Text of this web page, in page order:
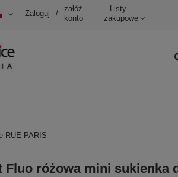
Zaloguj /
załóż
konto
Listy
zakupowe
RUE PARIS
Fluo różowa mini sukienka